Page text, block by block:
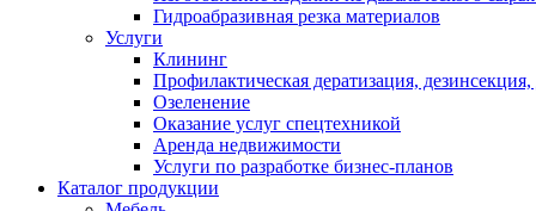
Гидроабразивная резка материалов
Услуги
Клининг
Профилактическая дератизация,
Озеленение
Оказание услуг спецтехникой
Аренда недвижимости
Услуги по разработке бизнес-планов
Каталог продукции